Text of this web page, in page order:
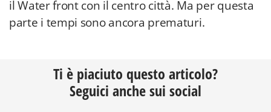
il Water front con il centro città. Ma per questa
parte i tempi sono ancora prematuri.
Ti è piaciuto questo articolo?
Seguici anche sui social